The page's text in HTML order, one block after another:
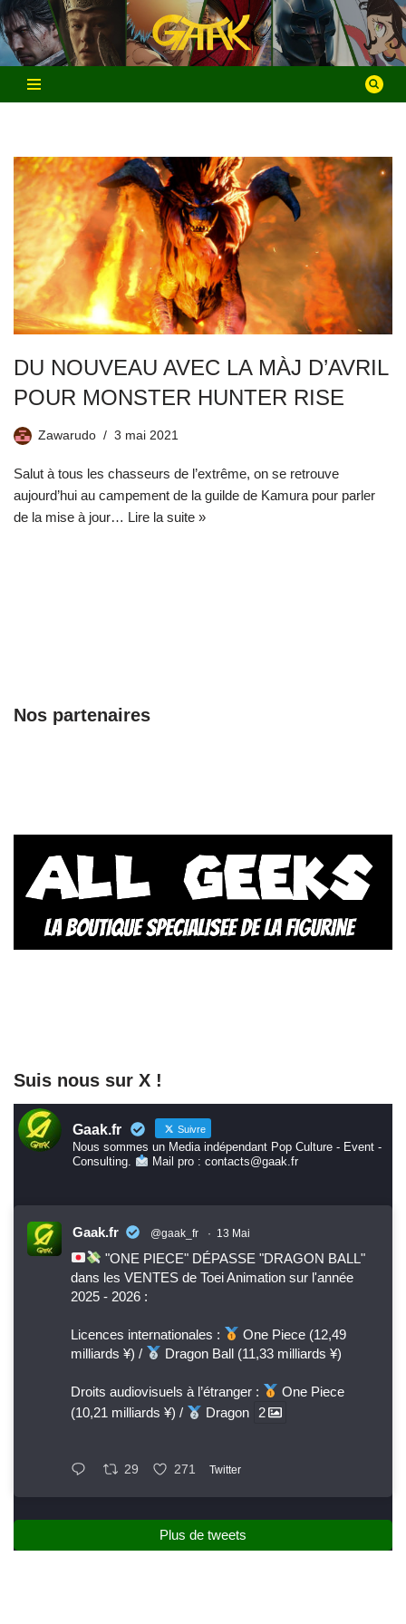
Aller
au
contenu
DU NOUVEAU AVEC LA MÀJ D’AVRIL
POUR MONSTER HUNTER RISE
Zawarudo 3 mai 2021
Salut à tous les chasseurs de l’extrême, on se retrouve
aujourd’hui au campement de la guilde de Kamura pour parler
de la mise à jour… Lire la suite »
Nos partenaires
Suis nous sur X !
Gaak.fr Suivre
Nous sommes un Media indépendant Pop Culture - Event -
Consulting.
Mail pro : contacts@gaak.fr
Gaak.fr @gaak_fr · 13 Mai
"ONE PIECE" DÉPASSE "DRAGON BALL"
dans les VENTES de Toei Animation sur l'année
2025 - 2026 :
Licences internationales :
One Piece (12,49
milliards ¥) /
Dragon Ball (11,33 milliards ¥)
Droits audiovisuels à l’étranger :
One Piece
(10,21 milliards ¥) /
Dragon 2
29 271 Twitter
Plus de tweets